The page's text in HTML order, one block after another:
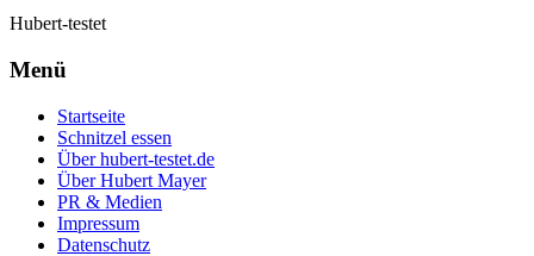
Hubert-testet
Menü
Startseite
Schnitzel essen
Über hubert-testet.de
Über Hubert Mayer
PR & Medien
Impressum
Datenschutz